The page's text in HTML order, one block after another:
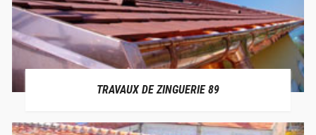
TRAVAUX DE ZINGUERIE 89